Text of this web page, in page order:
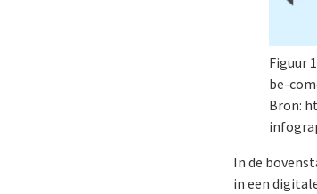
Figuur
be-
Bron:
In de
in een